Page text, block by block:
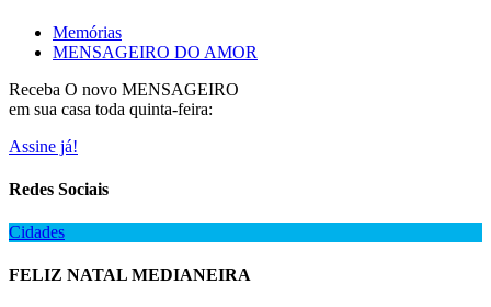
Memórias
MENSAGEIRO DO AMOR
Receba O novo MENSAGEIRO
em sua casa toda quinta-feira:
Assine já!
Redes Sociais
Cidades
FELIZ NATAL MEDIANEIRA